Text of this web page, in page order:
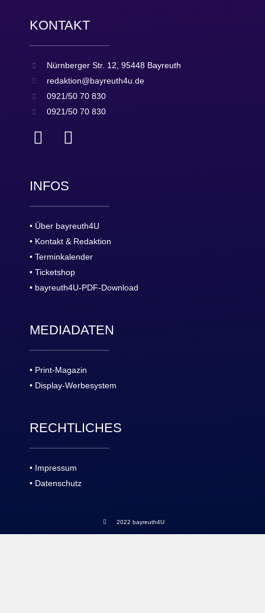
KONTAKT
Nürnberger Str. 12, 95448 Bayreuth
redaktion@bayreuth4u.de
0921/50 70 830
0921/50 70 830
INFOS
• Über bayreuth4U
• Kontakt & Redaktion
• Terminkalender
• Ticketshop
• bayreuth4U-PDF-Download
MEDIADATEN
• Print-Magazin
• Display-Werbesystem
RECHTLICHES
• Impressum
• Datenschutz
2022 bayreuth4U